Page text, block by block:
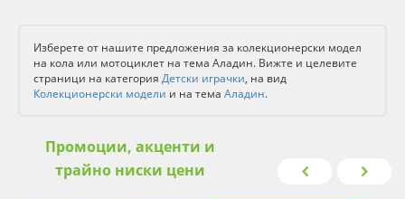
Изберете от нашите предложения за колекционерски модел
на кола или мотоциклет на тема Аладин. Вижте и целевите
страници на категория Детски играчки, на вид
Колекционерски модели и на тема Аладин.
Промоции, акценти и
трайно ниски цени